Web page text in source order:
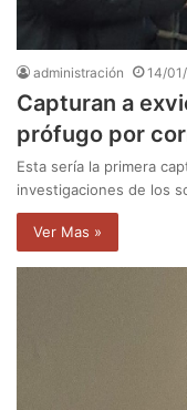
administración 14/
Capturan a
prófugo por
Esta sería la primera
investigaciones de los
Ver Mas »